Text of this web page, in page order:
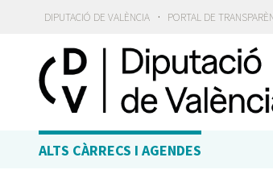
DIPUTACIÓ DE VALÈNCIA · PORTAL DE
ALTS CÀRRECS I AGENDES